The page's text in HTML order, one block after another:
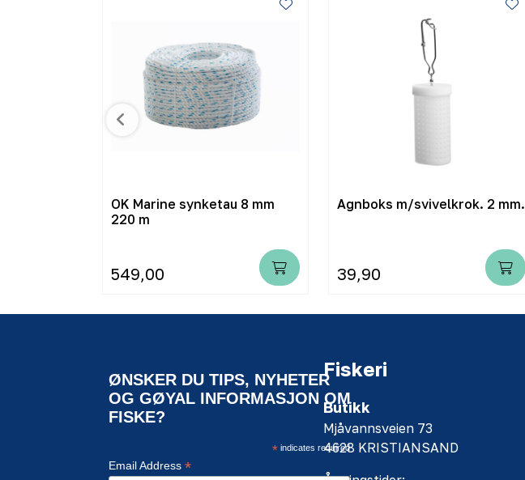
OK Marine synketau 8 mm
220 m
549,00
Agnboks m/svivelkrok. 2 mm.
39,90
ØNSKER DU TIPS, NYHETER
OG GØYAL INFORMASJON OM
FISKE?
*indicates required
Email Address *
Fiskeri
Butikk
Mjåvannsveien 73
4628 KRISTIANSAND